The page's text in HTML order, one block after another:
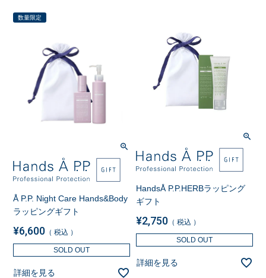
数量限定
Å P.P. Night Care Hands&Body
ラッピングギフト
¥6,600 税込
SOLD OUT
詳細を見る
HandsÅ P.P.HERBラッピング
ギフト
¥2,750 税込
SOLD OUT
詳細を見る